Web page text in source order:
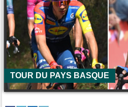
TOUR DU PAYS BASQUE